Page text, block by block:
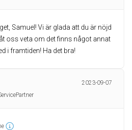
Samuel! Vi är glada att du är nöjd
oss veta om det finns något annat
i framtiden! Ha det bra!
2023-09-07